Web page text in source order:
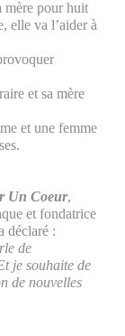
mère pour huit
elle va l’aider à
et sa mère
et une femme
Un Coeur,
et fondatrice
déclaré :
de
je souhaite de
de nouvelles